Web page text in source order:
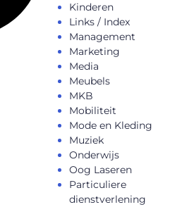
Kinderen
Links / Index
Management
Marketing
Media
Meubels
MKB
Mobiliteit
Mode en Kleding
Muziek
Onderwijs
Oog Laseren
Particuliere
dienstverlening